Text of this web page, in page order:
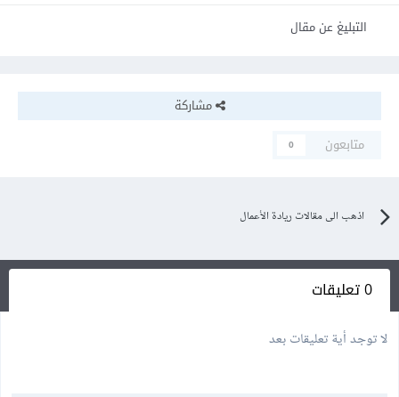
التبليغ عن مقال
مشاركة
متابعون
0
اذهب الى مقالات ريادة الأعمال
0 تعليقات
لا توجد أية تعليقات بعد